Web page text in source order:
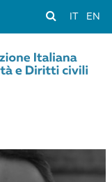
EN